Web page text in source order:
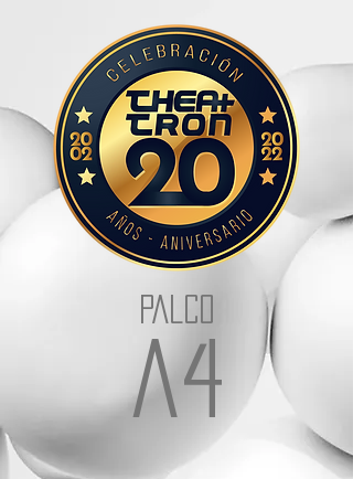
PALCO
a4